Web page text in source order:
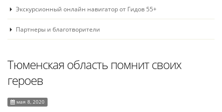
Экскурсионный онлайн навигатор от Гидов 55+
Партнеры и благотворители
Тюменская область помнит своих
героев
мая 8, 2020